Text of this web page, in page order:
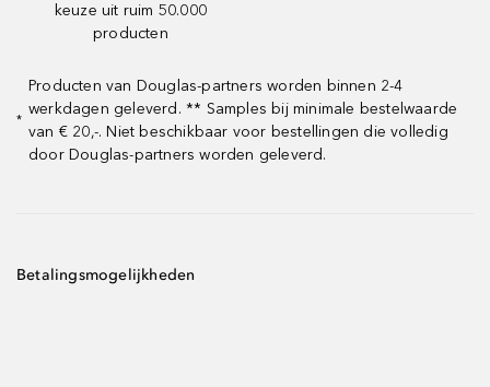
keuze uit ruim 50.000
producten
*
Producten van Douglas-partners worden binnen 2-4
werkdagen geleverd. ** Samples bij minimale bestelwaarde
van € 20,-. Niet beschikbaar voor bestellingen die volledig
door Douglas-partners worden geleverd.
Betalingsmogelijkheden